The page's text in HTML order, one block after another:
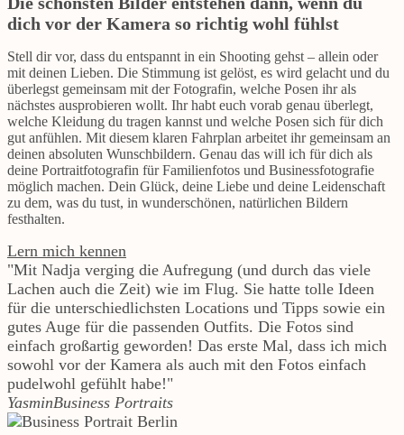
dich vor der Kamera so richtig wohl fühlst
Stell dir vor, dass du entspannt in ein Shooting gehst – allein oder
mit deinen Lieben. Die Stimmung ist gelöst, es wird gelacht und du
überlegst gemeinsam mit der Fotografin, welche Posen ihr als
nächstes ausprobieren wollt. Ihr habt euch vorab genau überlegt,
welche Kleidung du tragen kannst und welche Posen sich für dich
gut anfühlen. Mit diesem klaren Fahrplan arbeitet ihr gemeinsam an
deinen absoluten Wunschbildern. Genau das will ich für dich als
deine Portraitfotografin für Familienfotos und Businessfotografie
möglich machen. Dein Glück, deine Liebe und deine Leidenschaft
zu dem, was du tust, in wunderschönen, natürlichen Bildern
festhalten.
Lern mich kennen
"Mit Nadja verging die Aufregung (und durch das viele
Lachen auch die Zeit) wie im Flug. Sie hatte tolle Ideen
für die unterschiedlichsten Locations und Tipps sowie ein
gutes Auge für die passenden Outfits. Die Fotos sind
einfach großartig geworden! Das erste Mal, dass ich mich
sowohl vor der Kamera als auch mit den Fotos einfach
pudelwohl gefühlt habe!"
YasminBusiness Portraits